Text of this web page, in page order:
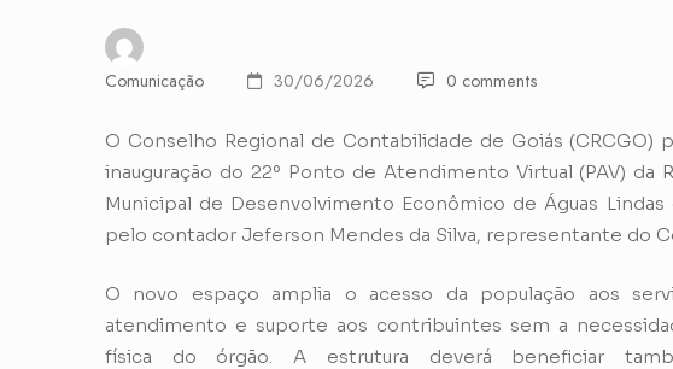
Comunicação 30/06/2026 0 comments
O Conselho Regional de Contabilidade de Goiás
inauguração do 22º Ponto de Atendimento Virtual (PAV) da
Municipal de Desenvolvimento Econômico de Águas
pelo contador Jeferson Mendes da Silva, representante do
O novo espaço amplia o acesso da população aos
atendimento e suporte aos contribuintes sem a
física do órgão. A estrutura deverá beneficiar